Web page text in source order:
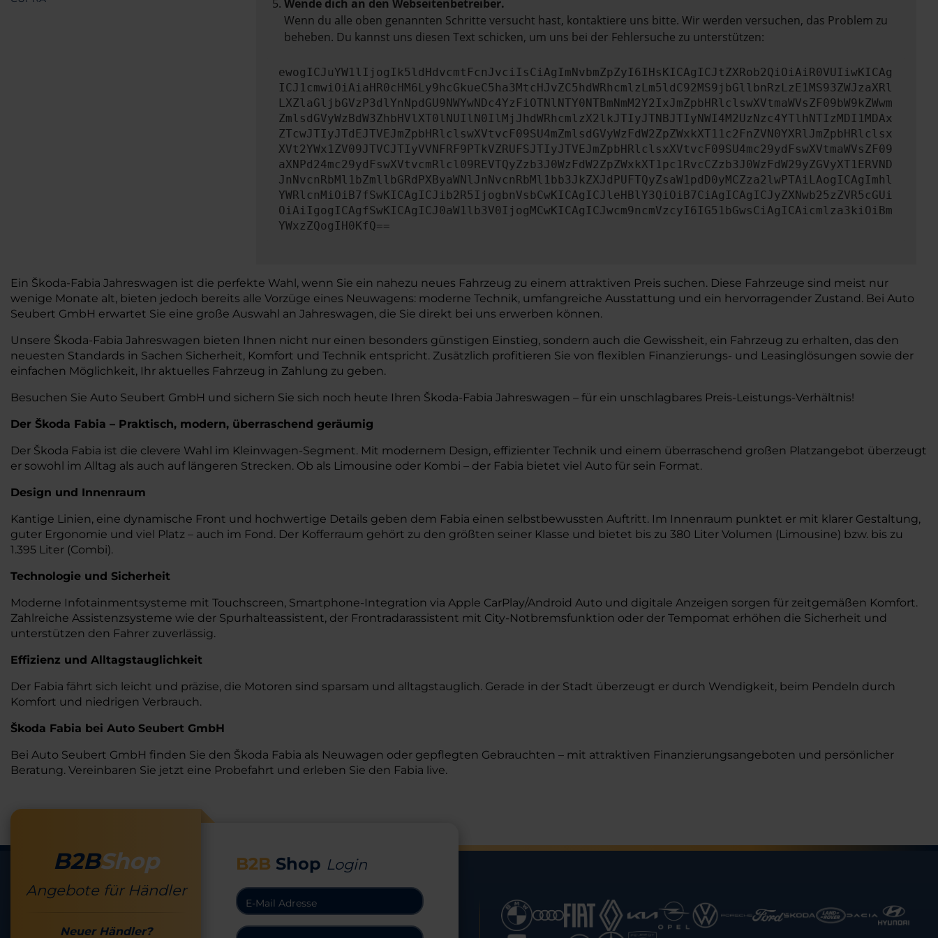
Wende dich an den Webseitenbetreiber.
Wenn du alle oben genannten Schritte versucht hast, kontaktiere uns bitte. Wir werden versuchen, das Problem zu
beheben. Du kannst uns diesen Text schicken, um uns bei der Fehlersuche zu unterstützen:
ewogICJuYW1lIjogIk5ldHdvcmtFcnJvciIsCiAgImNvbmZpZyI6IHsKICAgICJtZXRob2QiOiAiR0VUIiwKICAg
ICJ1cmwiOiAiaHR0cHM6Ly9hcGkueC5ha3MtcHJvZC5hdWRhcmlzLm5ldC92MS9jbGllbnRzLzE1MS93ZWJzaXRl
LXZlaGljbGVzP3dlYnNpdGU9NWYwNDc4YzFiOTNlNTY0NTBmNmM2Y2IxJmZpbHRlclswXVtmaWVsZF09bW9kZWwm
ZmlsdGVyWzBdW3ZhbHVlXT0lNUIlN0IlMjJhdWRhcmlzX2lkJTIyJTNBJTIyNWI4M2UzNzc4YTlhNTIzMDI1MDAx
ZTcwJTIyJTdEJTVEJmZpbHRlclswXVtvcF09SU4mZmlsdGVyWzFdW2ZpZWxkXT11c2FnZVN0YXRlJmZpbHRlclsx
XVt2YWx1ZV09JTVCJTIyVVNFRF9PTkVZRUFSJTIyJTVEJmZpbHRlclsxXVtvcF09SU4mc29ydFswXVtmaWVsZF09
aXNPd24mc29ydFswXVtvcmRlcl09REVTQyZzb3J0WzFdW2ZpZWxkXT1pc1RvcCZzb3J0WzFdW29yZGVyXT1ERVND
JnNvcnRbMl1bZmllbGRdPXByaWNlJnNvcnRbMl1bb3JkZXJdPUFTQyZsaW1pdD0yMCZza2lwPTAiLAogICAgImhl
YWRlcnMiOiB7fSwKICAgICJib2R5IjogbnVsbCwKICAgICJleHBlY3QiOiB7CiAgICAgICJyZXNwb25zZVR5cGUi
OiAiIgogICAgfSwKICAgICJ0aW1lb3V0IjogMCwKICAgICJwcm9ncmVzcyI6IG51bGwsCiAgICAicmlza3kiOiBm
YWxzZQogIH0KfQ==
Ein Škoda-Fabia Jahreswagen ist die perfekte Wahl, wenn Sie ein nahezu neues Fahrzeug zu einem attraktiven Preis suchen. Diese Fahrzeuge sind meist nur
wenige Monate alt, bieten jedoch bereits alle Vorzüge eines Neuwagens: moderne Technik, umfangreiche Ausstattung und ein hervorragender Zustand. Bei Auto
Seubert GmbH erwartet Sie eine große Auswahl an Jahreswagen, die Sie direkt bei uns erwerben können.
Unsere Škoda-Fabia Jahreswagen bieten Ihnen nicht nur einen besonders günstigen Einstieg, sondern auch die Gewissheit, ein Fahrzeug zu erhalten, das den
neuesten Standards in Sachen Sicherheit, Komfort und Technik entspricht. Zusätzlich profitieren Sie von flexiblen Finanzierungs- und Leasinglösungen sowie der
einfachen Möglichkeit, Ihr aktuelles Fahrzeug in Zahlung zu geben.
Besuchen Sie Auto Seubert GmbH und sichern Sie sich noch heute Ihren Škoda-Fabia Jahreswagen – für ein unschlagbares Preis-Leistungs-Verhältnis!
Der Škoda Fabia – Praktisch, modern, überraschend geräumig
Der Škoda Fabia ist die clevere Wahl im Kleinwagen-Segment. Mit modernem Design, effizienter Technik und einem überraschend großen Platzangebot überzeugt
er sowohl im Alltag als auch auf längeren Strecken. Ob als Limousine oder Kombi – der Fabia bietet viel Auto für sein Format.
Design und Innenraum
Kantige Linien, eine dynamische Front und hochwertige Details geben dem Fabia einen selbstbewussten Auftritt. Im Innenraum punktet er mit klarer Gestaltung,
guter Ergonomie und viel Platz – auch im Fond. Der Kofferraum gehört zu den größten seiner Klasse und bietet bis zu 380 Liter Volumen (Limousine) bzw. bis zu
1.395 Liter (Combi).
Technologie und Sicherheit
Moderne Infotainmentsysteme mit Touchscreen, Smartphone-Integration via Apple CarPlay/Android Auto und digitale Anzeigen sorgen für zeitgemäßen Komfort.
Zahlreiche Assistenzsysteme wie der Spurhalteassistent, der Frontradarassistent mit City-Notbremsfunktion oder der Tempomat erhöhen die Sicherheit und
unterstützen den Fahrer zuverlässig.
Effizienz und Alltagstauglichkeit
Der Fabia fährt sich leicht und präzise, die Motoren sind sparsam und alltagstauglich. Gerade in der Stadt überzeugt er durch Wendigkeit, beim Pendeln durch
Komfort und niedrigen Verbrauch.
Škoda Fabia bei Auto Seubert GmbH
Bei Auto Seubert GmbH finden Sie den Škoda Fabia als Neuwagen oder gepflegten Gebrauchten – mit attraktiven Finanzierungsangeboten und persönlicher
Beratung. Vereinbaren Sie jetzt eine Probefahrt und erleben Sie den Fabia live.
B2BShop
Angebote für Händler
Neuer Händler?
B2B Shop Login